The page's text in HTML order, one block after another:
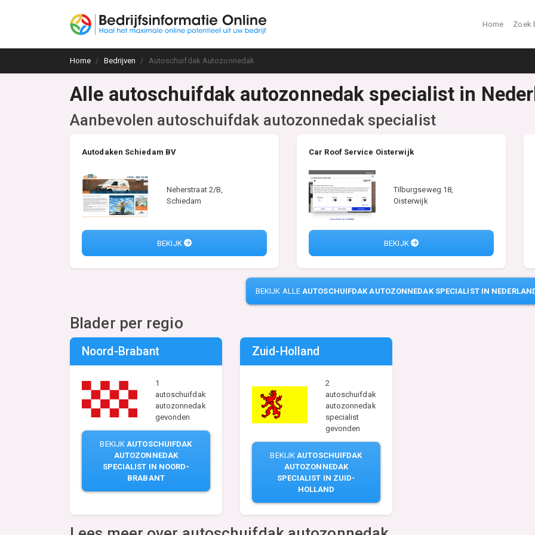
Home Zoek
Home Bedrijven Autoschuifdak Autozonnedak
Alle autoschuifdak autozonnedak specialist in
Aanbevolen autoschuifdak autozonnedak specialist
Autodaken Schiedam BV
Neherstraat 2/B,
Schiedam
BEKIJK
Car Roof Service Oisterwijk
Tilburgseweg 18,
Oisterwijk
BEKIJK
BEKIJK ALLEAUTOSCHUIFDAK AUTOZONNEDAK SPECIALIST IN
Blader per regio
Noord-Brabant
1
autoschuifdak
autozonnedak
gevonden
BEKIJK AUTOSCHUIFDAK
AUTOZONNEDAK
SPECIALIST IN NOORD-
BRABANT
Zuid-Holland
2
autoschuifdak
autozonnedak
specialist
gevonden
BEKIJK AUTOSCHUIFDAK
AUTOZONNEDAK
SPECIALIST IN ZUID-
HOLLAND